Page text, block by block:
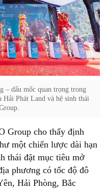
– dấu mốc quan trọng trong
Hải Phát Land và hệ sinh thái
Group cho thấy định
một chiến lược dài hạn
thái đặt mục tiêu mở
phương có tốc độ đô
Hải Phòng, Bắc